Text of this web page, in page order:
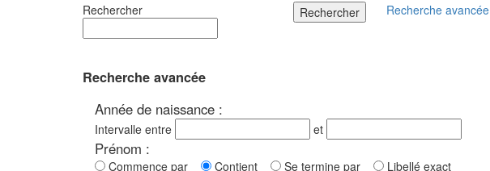
Rechercher Rechercher Recherche avancée
Recherche avancée
Année de naissance :
Intervalle entre et
Prénom :
Commence par Contient Se termine par Libellé exact